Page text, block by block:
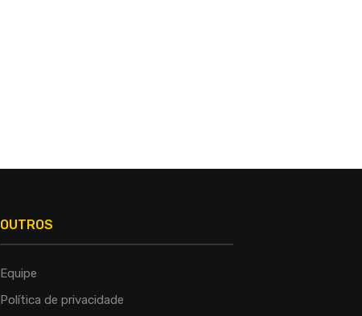
OUTROS
Equipe
Política de privacidade